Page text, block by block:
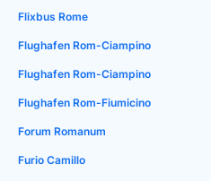
Flixbus Rome
Flughafen Rom-Ciampino
Flughafen Rom-Ciampino
Flughafen Rom-Fiumicino
Forum Romanum
Furio Camillo